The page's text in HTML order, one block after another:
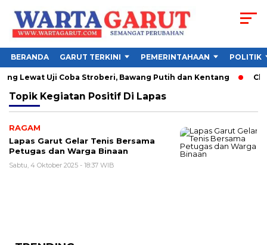
BERANDA GARUT TERKINI PEMERINTAHAAN POLITIK
Lewat Uji Coba Stroberi, Bawang Putih dan Kentang
Topik Kegiatan Positif Di Lapas
RAGAM
Lapas Garut Gelar Tenis Bersama
Petugas dan Warga Binaan
Sabtu, 4 Oktober 2025 - 18:37 WIB